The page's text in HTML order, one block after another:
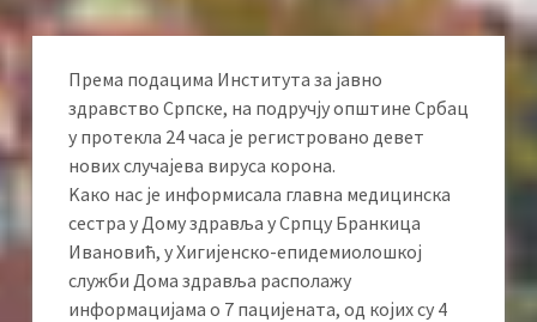
Према подацима Института за јавно
здравство Српске, на подручју општине Србац
у протекла 24 часа је регистровано девет
нових случајева вируса корона.
Kако нас је информисала главна медицинска
сестра у Дому здравља у Српцу Бранкица
Ивановић, у Хигијенско-епидемиолошкој
служби Дома здравља располажу
информацијама о 7 пацијената, од којих су 4